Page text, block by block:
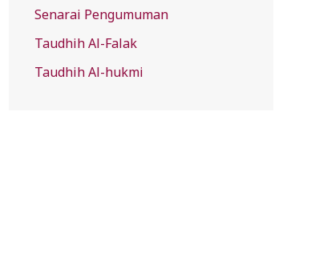
Senarai Pengumuman
Taudhih Al-Falak
Taudhih Al-hukmi